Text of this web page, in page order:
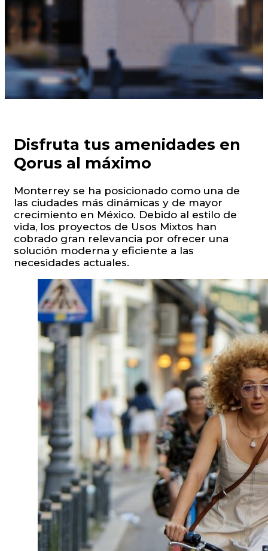
Disfruta tus amenidades en
Qorus al máximo
Monterrey se ha posicionado como una de
las ciudades más dinámicas y de mayor
crecimiento en México. Debido al estilo de
vida, los proyectos de Usos Mixtos han
cobrado gran relevancia por ofrecer una
solución moderna y eficiente a las
necesidades actuales.